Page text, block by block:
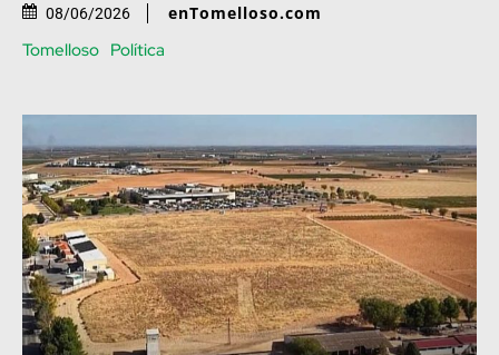
08/06/2026 enTomelloso.com
Tomelloso Política